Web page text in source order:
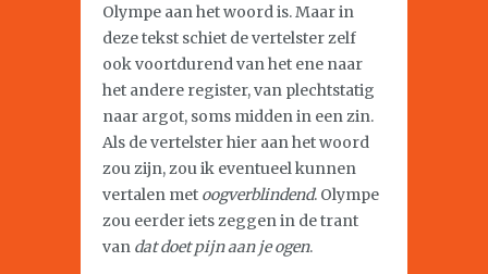
Olympe aan het woord is. Maar in
deze tekst schiet de vertelster zelf
ook voortdurend van het ene naar
het andere register, van plechtstatig
naar argot, soms midden in een zin.
Als de vertelster hier aan het woord
zou zijn, zou ik eventueel kunnen
vertalen met oogverblindend. Olympe
zou eerder iets zeggen in de trant
van dat doet pijn aan je ogen.